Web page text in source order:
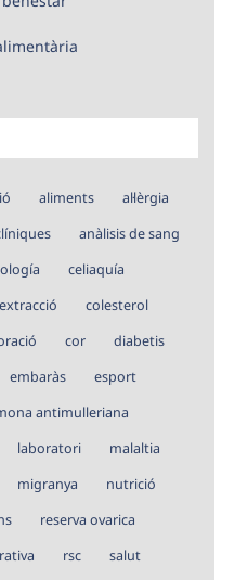
aliments
al·lèrgia
anàlisis de sang
celiaquía
colesterol
cor
diabetis
embaràs
esport
antimulleriana
laboratori
malaltia
migranya
nutrició
reserva ovarica
rsc
salut